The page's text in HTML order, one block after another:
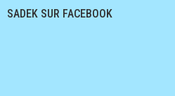
SADEK SUR FACEBOOK